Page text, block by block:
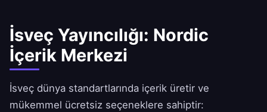
İsveç Yayıncılığı: Nordic
İçerik Merkezi
İsveç dünya standartlarında içerik üretir ve
mükemmel ücretsiz seçeneklere sahiptir: